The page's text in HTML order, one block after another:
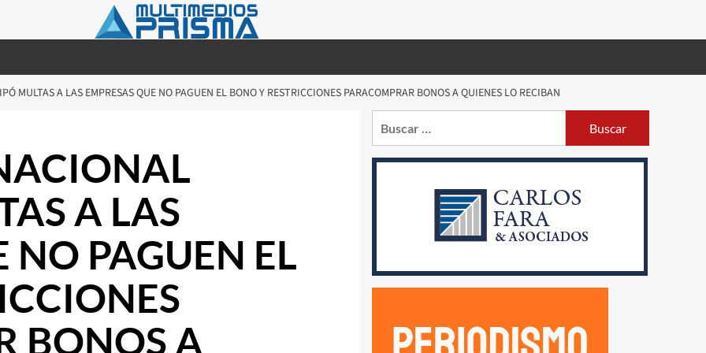
MULTAS A LAS EMPRESAS QUE NO PAGUEN EL BONO Y RESTRICCIONES PARACOMPRAR BONOS A QUIENES LO RECIBAN
A LAS
NO PAGUEN EL
BONOS A